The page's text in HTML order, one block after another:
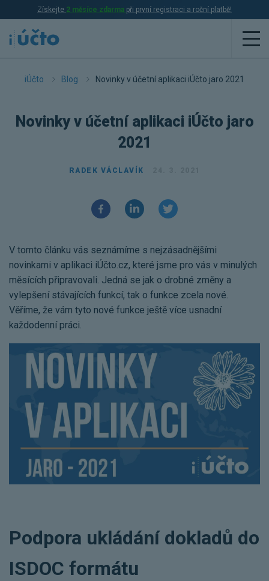
Získejte 2 měsíce zdarma při první registraci a roční platbě!
Aplikace
Daňová evidence
Online účetnictví
Online fakturace
Propojení s bankou
Účetní a manažerské reporty
One Stop Shop (OSS)
Všechny funkce
Ceník
Účetní služby
Pro uživatele iÚčto
Poptávka účetních služeb
Pro koho je určené
Pro firmy
Pro spolky Blog
iÚčto Blog Novinky v účetní aplikaci iÚčto jaro 2021
Novinky v účetní aplikaci iÚčto jaro
2021
RADEK VÁCLAVÍK
V tomto článku vás seznámíme s nejzásadnějšími
novinkami v aplikaci iÚčto.cz, které jsme pro vás v minulých
měsících připravovali. Jedná se jak o drobné změny a
vylepšení stávajících funkcí, tak o funkce zcela nové.
Věříme, že vám tyto nové funkce ještě více usnadní
každodenní práci.
Podpora ukládání dokladů do
ISDOC formátu